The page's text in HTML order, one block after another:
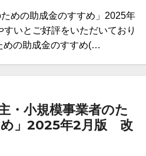
めの助成金のすすめ」2025年
いとご好評をいただいており
めの助成金のすすめ(…
・小規模事業者のた
め」2025年2月版 改